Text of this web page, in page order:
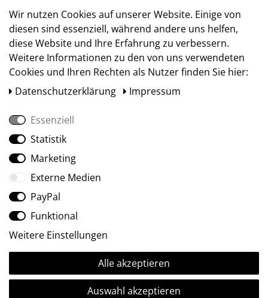
Versand
Social Media
Ⓒ2009-2026 ARTland GmbH • Alle Rechte vorbehalten.
Wir nutzen Cookies auf unserer Website. Einige von
diesen sind essenziell, während andere uns helfen,
diese Website und Ihre Erfahrung zu verbessern.
Weitere Informationen zu den von uns verwendeten
Cookies und Ihren Rechten als Nutzer finden Sie hier:
Daten­schutz­erklärung
Impressum
Essenziell
Statistik
Marketing
Externe Medien
PayPal
Funktional
Weitere Einstellungen
Alle akzeptieren
Auswahl akzeptieren